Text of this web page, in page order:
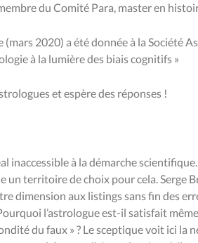
du Comité Para, master en
(mars 2020) a été donnée à la Société
à la lumière des biais cognitifs »
et espère des réponses !
inaccessible à la démarche
un territoire de choix pour cela.
dimension aux listings sans fin des
l’astrologue est-il satisfait
du faux » ? Le sceptique voit ici la